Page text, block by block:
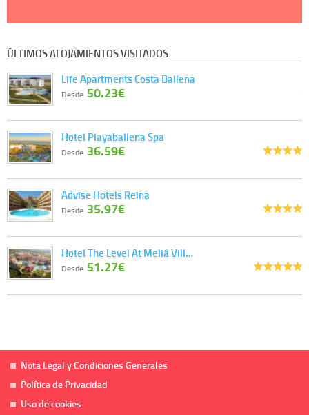
ÚLTIMOS ALOJAMIENTOS VISITADOS
Life Apartments Costa Ballena
Desde 50.23€
Hotel Playaballena Spa
Desde 36.59€
Advise Hotels Reina
Desde 35.97€
Hotel The Level At Meliá Vill…
Desde 51.27€
Nota Legal y Condiciones Generales
Política de Privacidad
Uso de cookies